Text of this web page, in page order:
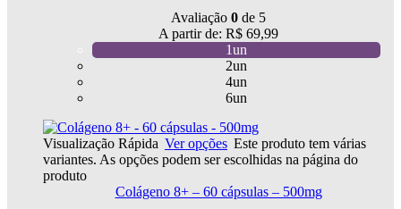
Avaliação 0 de 5
A partir de: R$ 69,99
1un
2un
4un
6un
Visualização Rápida Ver opções Este produto tem várias
variantes. As opções podem ser escolhidas na página do
produto
Colágeno 8+ – 60 cápsulas – 500mg